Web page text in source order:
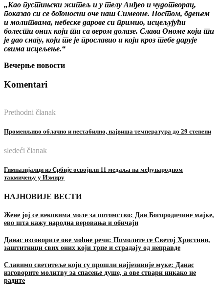
„Као пустињски житељ и у телу Анђео и чудотворац,
показао си се богоносни оче наш Симеоне. Постом, бдењем
и молитвама, небеске дарове си примио, исцељујући
болести оних који ти са вером долазе. Слава Ономе који ти
је дао снагу, који те је прославио и који кроз тебе дарује
свима исцељење.“
Вечерње новости
Komentari
Prethodni članak
Променљиво облачно и нестабилно, највиша температура до 29 степени
sledeći članak
Гимназијалци из Србије освојили 11 медаља на међународном
такмичењу у Измиру
НАЈНОВИЈЕ ВЕСТИ
Жене јој се вековима моле за потомство: Дан Богородичине мајке,
ево шта кажу народна веровања и обичаји
Данас изговорите ове моћне речи: Помолите се Светој Христини,
заштитници свих оних који трпе и страдају од неправде
Славимо светитеље који су прошли најјезивије муке: Данас
изговорите молитву за спасење душе, а ове ствари никако не
радите